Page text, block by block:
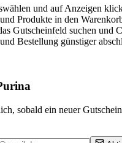
und auf Anzeigen
Produkte in den
Gutscheinfeld suchen und
Bestellung günstiger
sobald ein neuer